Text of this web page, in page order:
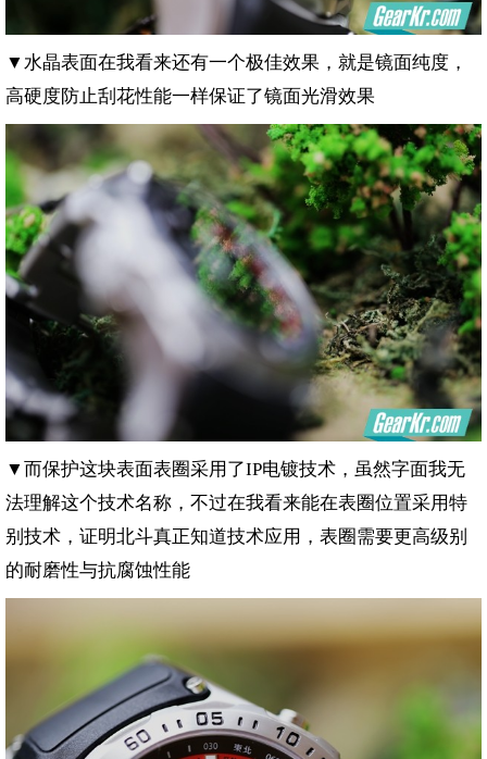
▼水晶表面在我看来还有一个极佳效果，就是镜面纯度，
高硬度防止刮花性能一样保证了镜面光滑效果
▼而保护这块表面表圈采用了IP电镀技术，虽然字面我无
法理解这个技术名称，不过在我看来能在表圈位置采用特
别技术，证明北斗真正知道技术应用，表圈需要更高级别
的耐磨性与抗腐蚀性能